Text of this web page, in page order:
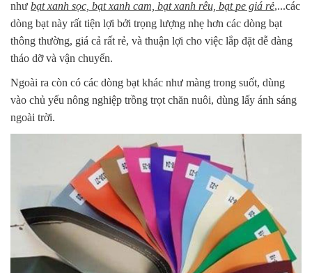
như bạt xanh sọc, bạt xanh cam, bạt xanh rêu, bạt pe giá rẻ,...các
dòng bạt này rất tiện lợi bởi trọng lượng nhẹ hơn các dòng bạt
thông thường, giá cả rất rẻ, và thuận lợi cho việc lắp đặt dễ dàng
tháo dỡ và vận chuyển.
Ngoài ra còn có các dòng bạt khác như màng trong suốt, dùng
vào chủ yếu nông nghiệp trồng trọt chăn nuôi, dùng lấy ánh sáng
ngoài trời.